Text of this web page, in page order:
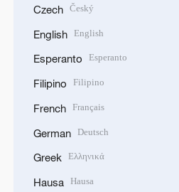
Czech Český
English English
Esperanto Esperanto
Filipino Filipino
French Français
German Deutsch
Greek Ελληνικά
Hausa Hausa